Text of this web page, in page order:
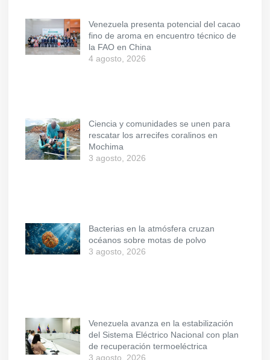
Venezuela presenta potencial del cacao
fino de aroma en encuentro técnico de
la FAO en China
4 agosto, 2026
Ciencia y comunidades se unen para
rescatar los arrecifes coralinos en
Mochima
3 agosto, 2026
Bacterias en la atmósfera cruzan
océanos sobre motas de polvo
3 agosto, 2026
Venezuela avanza en la estabilización
del Sistema Eléctrico Nacional con plan
de recuperación termoeléctrica
3 agosto, 2026